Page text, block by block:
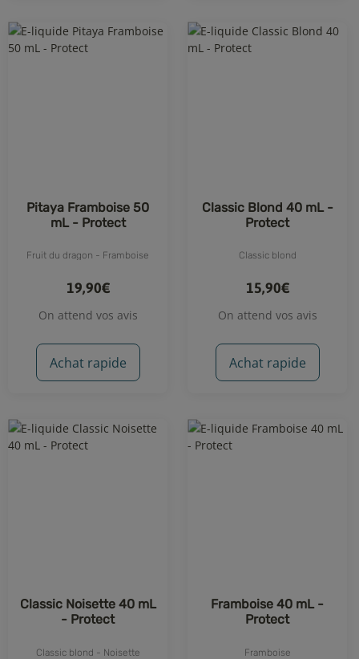
Pitaya Framboise 50
mL - Protect
Fruit du dragon - Framboise
19,90€
On attend vos avis
Achat rapide
Classic Blond 40 mL -
Protect
Classic blond
15,90€
On attend vos avis
Achat rapide
Classic Noisette 40 mL
- Protect
Classic blond - Noisette
Framboise 40 mL -
Protect
Framboise